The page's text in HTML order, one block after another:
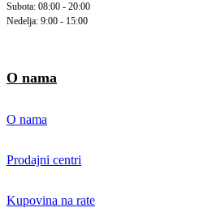
Subota: 08:00 - 20:00
Nedelja: 9:00 - 15:00
O nama
O nama
Prodajni centri
Kupovina na rate